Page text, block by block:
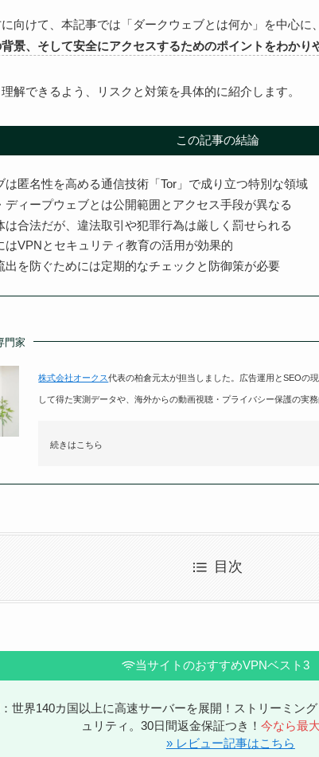
向けて、本記事では「ダークウェブとは何か」を中心に
景、そして安全にアクセスするためのポイントをわかり
解できるよう、リスクと対策を具体的に紹介します。
この記事の結論
は匿名性を高める通信技術「Tor」で成り立つ特別な領域
ディープウェブとは公開範囲とアクセス手段が異なる
は合法だが、違法取引や犯罪行為は厳しく罰せられる
はVPNとセキュリティ教育の活用が効果的
出を防ぐためには定期的なチェックと防御策が必要
門家
株式会社オークス代表の柏倉元太が担当しました。広告運用とSEOの
して得た実測データや、海外からの動画視聴・プライバシー保護の実
続きはこちら
目次
当サイトのおすすめVPNベスト3
：世界140カ国以上に高速サーバーを展開！ストリーミン
ュリティ。30日間返金保証つき！今なら最
» レビュー記事はこちら